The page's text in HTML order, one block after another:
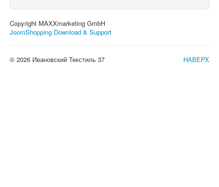
Copyright MAXXmarketing GmbH
JoomShopping Download & Support
НАВЕРХ
© 2026 Ивановский Текстиль 37